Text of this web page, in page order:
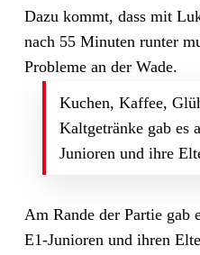
Dazu kommt, dass mit
nach 55 Minuten runter
Probleme an der Wade.
Kuchen, Kaffee,
Kaltgetränke gab es
Junioren und ihre
Am Rande der Partie gab
E1-Junioren und ihren